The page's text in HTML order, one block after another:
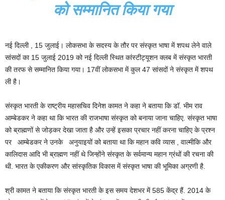
को सम्मानित किया गया
नई दिल्ली , 15 जुलाई। लोकसभा के सदस्य के तौर पर संस्कृत भाषा में शपथ लेने वाले
सांसदों का 15 जुलाई 2019 को नई दिल्ली स्थित कांस्टीट्यूशन क्लब में संस्कृत भारती
की तरफ से सम्मानित किया गया। 17वीं लोकसभा में कुल 47 सांसदों ने संस्कृत में शपथ
ली है।
संस्कृत भारती के राष्ट्रीय महासचिव दिनेश कामत ने कहा ने बताया कि डॉ. भीम राव
आम्बेडकर ने कहा था कि भारत की राजभाषा संस्कृत को बनाया जाना चाहिए. संस्कृत भाषा
को ब्राह्मणों से जोड़कर देखा जाता है और उन्हें इसका प्रचार नहीं करना चाहिए के प्रश्न
पर आम्बेडकर ने उनके अनुयाइयों को बताया था कि महान कवि व्यास , वाल्मीकि और
कालिदास आदि भी ब्राह्मण नहीं थे जिन्होंने संस्कृत के सर्वमान्य महान ग्रंथों की रचना की
थी. भारत के एकीकरण और सांस्कृतिक विकास में संस्कृत भाषा की भूमिका अग्रणी है.
श्री कामत ने बताया कि संस्कृत भारती के इस समय देशभर में 585 केंद्र हैं. 2014 के